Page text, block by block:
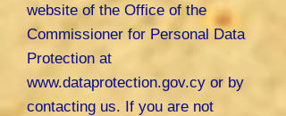
website of the Office of the
Commissioner for Personal Data
Protection at
www.dataprotection.gov.cy or by
contacting us. If you are not